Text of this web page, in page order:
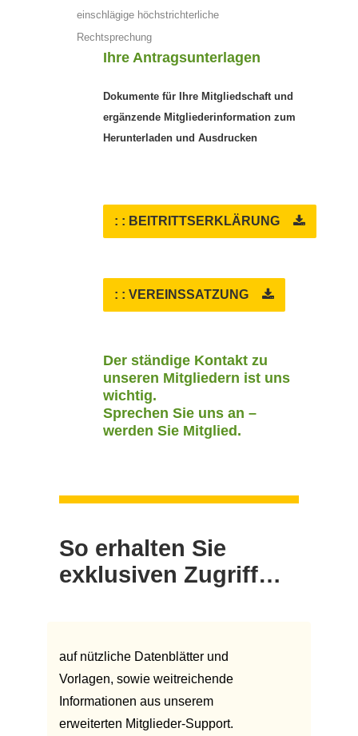
einschlägige höchstrichterliche
Rechtsprechung
Ihre Antragsunterlagen
Dokumente für Ihre Mitgliedschaft und
ergänzende Mitgliederinformation zum
Herunterladen und Ausdrucken
: : BEITRITTSERKLÄRUNG
: : VEREINSSATZUNG
Der ständige Kontakt zu
unseren Mitgliedern ist uns
wichtig.
Sprechen Sie uns an –
werden Sie Mitglied.
So erhalten Sie
exklusiven Zugriff…
auf nützliche Datenblätter und
Vorlagen, sowie weitreichende
Informationen aus unserem
erweiterten Mitglieder-Support.